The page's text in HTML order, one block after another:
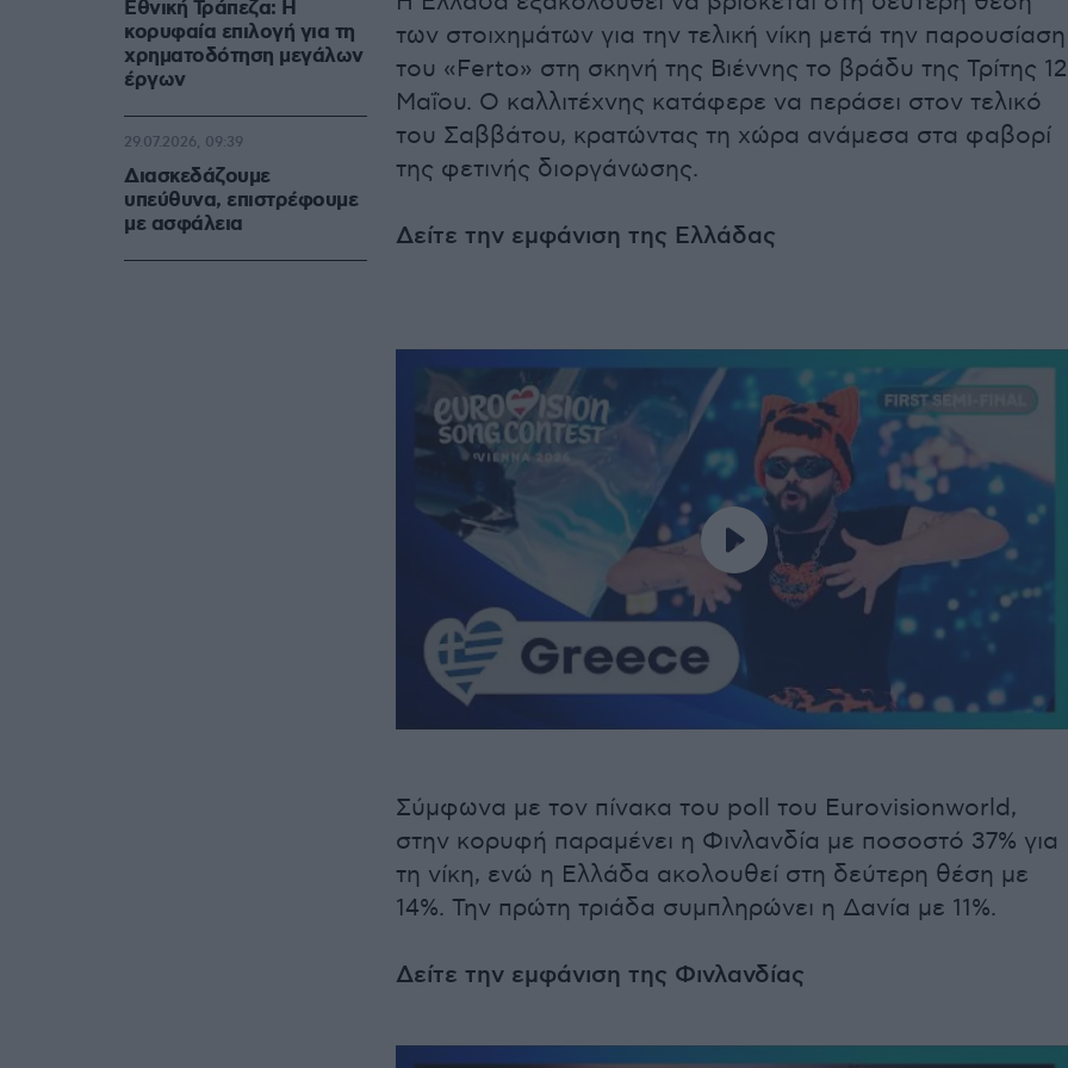
των στοιχημάτων για την τελική νίκη μετά την παρουσίαση
του «Ferto» στη σκηνή της Βιέννης το βράδυ της Τρίτης 12
Μαΐου. Ο καλλιτέχνης κατάφερε να περάσει στον τελικό
του Σαββάτου, κρατώντας τη χώρα ανάμεσα στα φαβορί
της φετινής διοργάνωσης.
Δείτε την εμφάνιση της Ελλάδας
Σύμφωνα με τον πίνακα του poll του Eurovisionworld,
στην κορυφή παραμένει η Φινλανδία με ποσοστό 37% για
τη νίκη, ενώ η Ελλάδα ακολουθεί στη δεύτερη θέση με
14%. Την πρώτη τριάδα συμπληρώνει η Δανία με 11%.
Δείτε την εμφάνιση της Φινλανδίας
Εθνική Τράπεζα: Η
κορυφαία επιλογή για τη
χρηματοδότηση μεγάλων
έργων
Διασκεδάζουμε
υπεύθυνα, επιστρέφουμε
με ασφάλεια
29.07.2026, 09:39